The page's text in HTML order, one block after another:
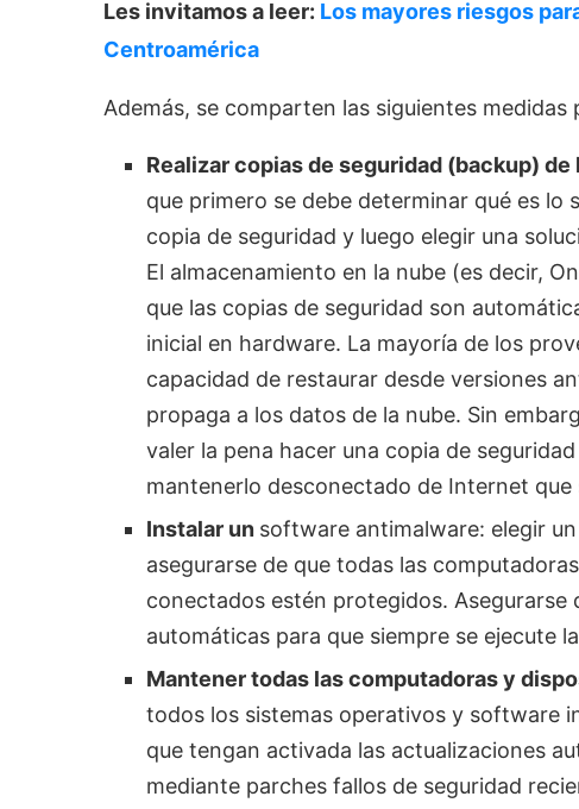
Les invitamos a leer: Los mayores riesgos
Centroamérica
Además, se comparten las siguientes medidas
Realizar copias de seguridad (backup)
que primero se debe determinar qué es
copia de seguridad y luego elegir una
El almacenamiento en la nube (es decir,
que las copias de seguridad son
inicial en hardware. La mayoría de los
capacidad de restaurar desde versiones
propaga a los datos de la nube. Sin
valer la pena hacer una copia de
mantenerlo desconectado de Internet que
Instalar un software antimalware: elegir
asegurarse de que todas las
conectados estén protegidos.
automáticas para que siempre se ejecute
Mantener todas las computadoras y
todos los sistemas operativos y software
que tengan activada las actualizaciones
mediante parches fallos de seguridad